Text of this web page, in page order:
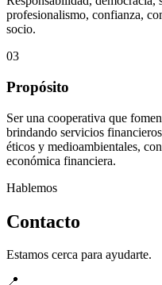
profesionalismo, confianza,
socio.
03
Propósito
Ser una cooperativa que
brindando servicios
éticos y medioambientales,
económica financiera.
Hablemos
Contacto
Estamos cerca para ayudarte.
📍